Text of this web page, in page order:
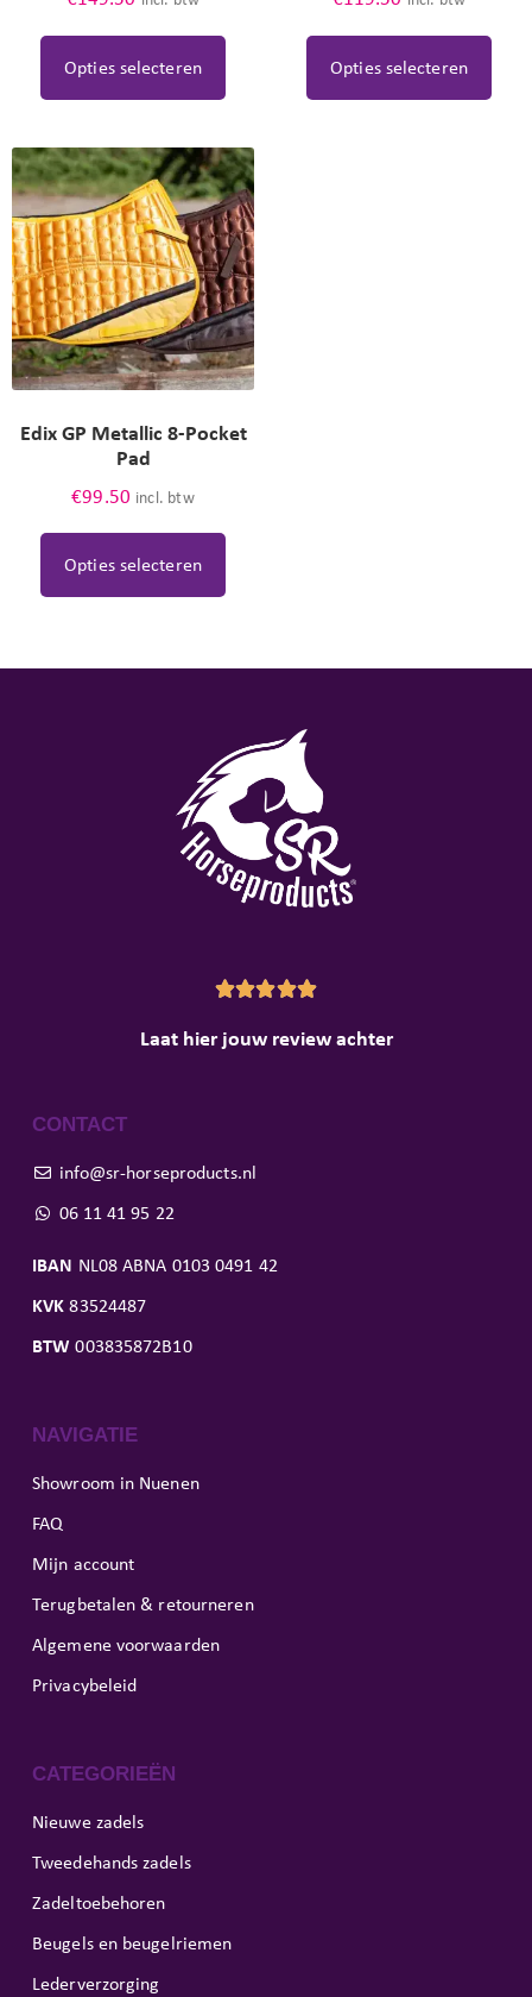
Opties selecteren Opties selecteren
Edix GP Metallic 8-Pocket
Pad
€99.50 incl. btw
Opties selecteren

Laat hier jouw review achter
CONTACT
info@sr-horseproducts.nl
06 11 41 95 22
IBAN NL08 ABNA 0103 0491 42
KVK 83524487
BTW 003835872B10
NAVIGATIE
Showroom in Nuenen
FAQ
Mijn account
Terugbetalen & retourneren
Algemene voorwaarden
Privacybeleid
CATEGORIEËN
Nieuwe zadels
Tweedehands zadels
Zadeltoebehoren
Beugels en beugelriemen
Lederverzorging